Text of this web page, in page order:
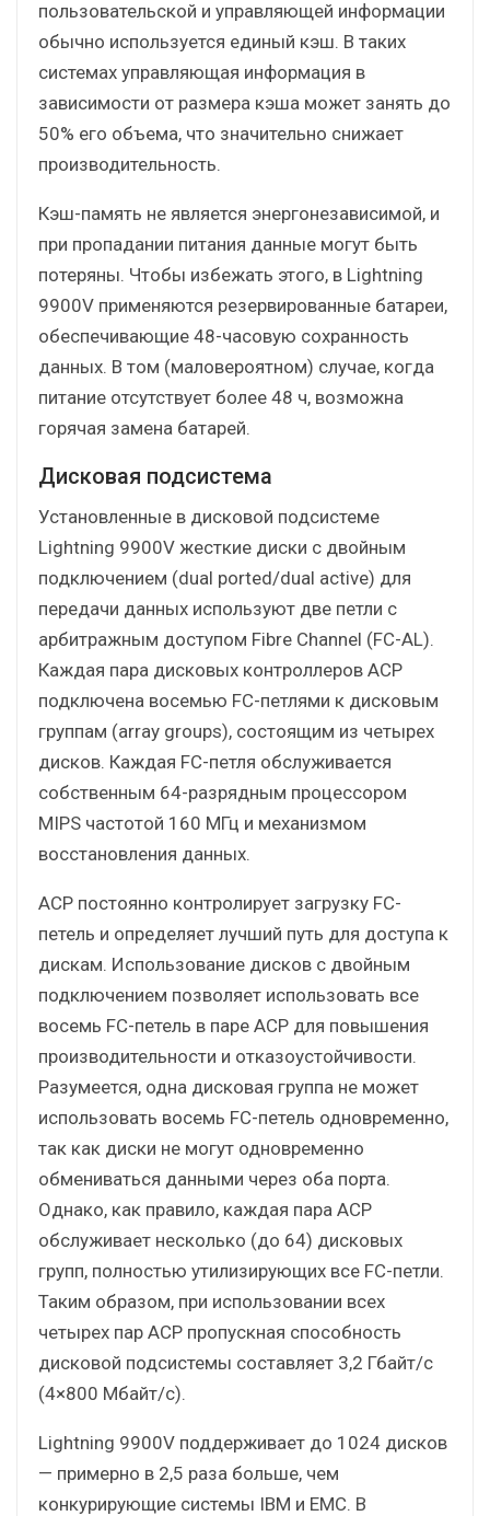
пользовательской и управляющей информации
обычно используется единый кэш. В таких
системах управляющая информация в
зависимости от размера кэша может занять до
50% его объема, что значительно снижает
производительность.
Кэш-память не является энергонезависимой, и
при пропадании питания данные могут быть
потеряны. Чтобы избежать этого, в Lightning
9900V применяются резервированные батареи,
обеспечивающие 48-часовую сохранность
данных. В том (маловероятном) случае, когда
питание отсутствует более 48 ч, возможна
горячая замена батарей.
Дисковая подсистема
Установленные в дисковой подсистеме
Lightning 9900V жесткие диски с двойным
подключением (dual ported/dual active) для
передачи данных используют две петли с
арбитражным доступом Fibre Channel (FC-AL).
Каждая пара дисковых контроллеров ACP
подключена восемью FC-петлями к дисковым
группам (array groups), состоящим из четырех
дисков. Каждая FC-петля обслуживается
собственным 64-разрядным процессором
MIPS частотой 160 МГц и механизмом
восстановления данных.
ACP постоянно контролирует загрузку FC-
петель и определяет лучший путь для доступа к
дискам. Использование дисков с двойным
подключением позволяет использовать все
восемь FC-петель в паре ACP для повышения
производительности и отказоустойчивости.
Разумеется, одна дисковая группа не может
использовать восемь FC-петель одновременно,
так как диски не могут одновременно
обмениваться данными через оба порта.
Однако, как правило, каждая пара ACP
обслуживает несколько (до 64) дисковых
групп, полностью утилизирующих все FC-петли.
Таким образом, при использовании всех
четырех пар ACP пропускная способность
дисковой подсистемы составляет 3,2 Гбайт/с
(4×800 Мбайт/с).
Lightning 9900V поддерживает до 1024 дисков
— примерно в 2,5 раза больше, чем
конкурирующие системы IBM и EMC. В